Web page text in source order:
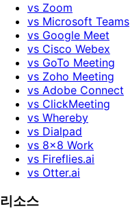
vs Zoom
vs Microsoft Teams
vs Google Meet
vs Cisco Webex
vs GoTo Meeting
vs Zoho Meeting
vs Adobe Connect
vs ClickMeeting
vs Whereby
vs Dialpad
vs 8x8 Work
vs Fireflies.ai
vs Otter.ai
리소스